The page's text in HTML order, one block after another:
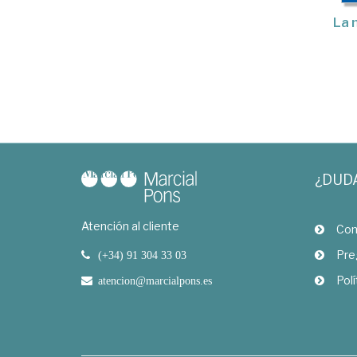
La
Atención al cliente
(+34) 91 304 33 03
atencion@marcialpons.es